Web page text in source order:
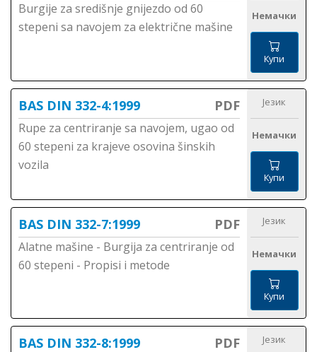
Burgije za središnje gnijezdo od 60
stepeni sa navojem za električne mašine
Немачки
Купи
BAS DIN 332-4:1999 PDF
Rupe za centriranje sa navojem, ugao od
60 stepeni za krajeve osovina šinskih
vozila
Језик
Немачки
Купи
BAS DIN 332-7:1999 PDF
Alatne mašine - Burgija za centriranje od
60 stepeni - Propisi i metode
Језик
Немачки
Купи
BAS DIN 332-8:1999 PDF Језик